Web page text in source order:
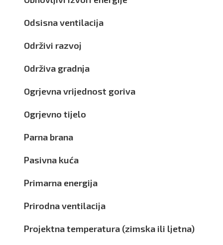
Odsisna ventilacija
Održivi razvoj
Održiva gradnja
Ogrjevna vrijednost goriva
Ogrjevno tijelo
Parna brana
Pasivna kuća
Primarna energija
Prirodna ventilacija
Projektna temperatura (zimska ili ljetna)